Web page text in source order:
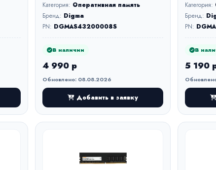
Категория: Оперативная память
Бренд: Digma
PN: DGMAS43200008S
В наличии
4 990 р
Обновлено: 08.08.2026
Добавить в заявку
Категория:
Бренд:
PN:
В
5 190